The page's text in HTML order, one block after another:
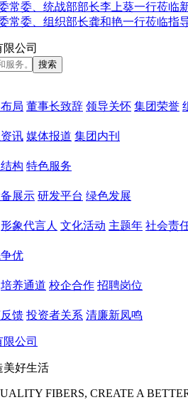
常委、统战部部长李上葵一行莅临
常委、组织部长龚和艳一行莅临指
局 董事长致辞 领导关怀 集团荣誉
讯 媒体报道 集团内刊
构 特色服务
展示 研发平台 绿色发展
形象代言人 文化活动 主题年 社会责
优
培养通道 校企合作 招聘岗位
馈 投资者关系 清廉新凤鸣
美好生活
FIBERS, CREATE A